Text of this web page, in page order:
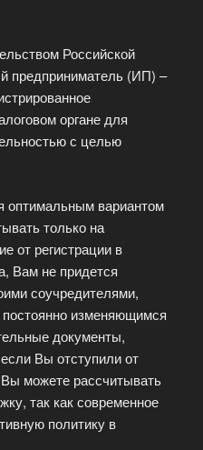
Российской
предприниматель (ИП) –
органе для
с целью
оптимальным вариантом
только на
от регистрации в
Вам не придется
соучредителями,
постоянно изменяющимся
документы,
Вы отступили от
можете рассчитывать
так как современное
политику в